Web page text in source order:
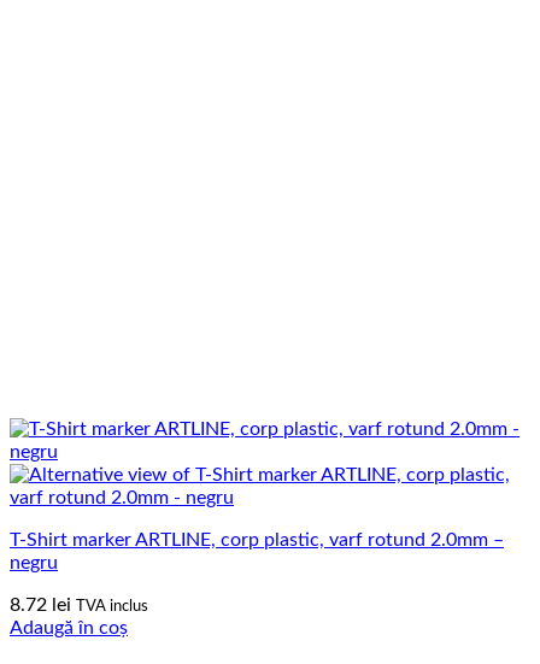
T-Shirt marker ARTLINE, corp plastic, varf rotund 2.0mm –
negru
8.72 lei TVA inclus
Adaugă în coș